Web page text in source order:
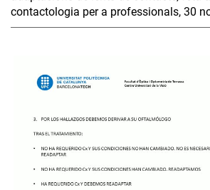
contactologia per a professionals, 30